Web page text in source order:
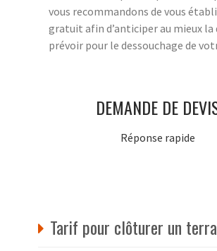
vous recommandons de vous
gratuit afin d’anticiper au mieux la
prévoir pour le dessouchage de
DEMANDE DE
Réponse rapide
Tarif pour clôturer un